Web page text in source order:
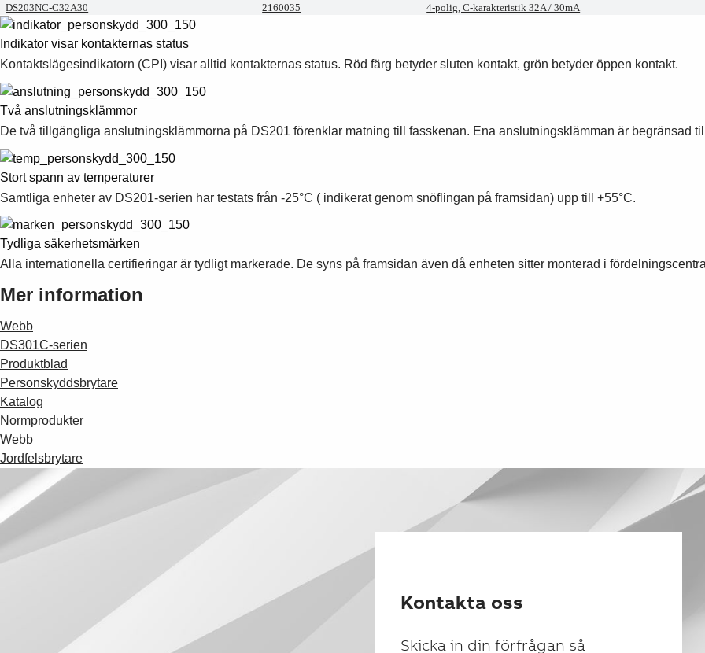
DS203NC-C32A30
2160035 4-polig, C-karakteristik 32A / 30mA
Indikator visar kontakternas status
Kontaktslägesindikatorn (CPI) visar alltid kontakternas status. Röd färg betyder sluten kontakt, grön betyder öppen kontakt.
Två anslutningsklämmor
De två tillgängliga anslutningsklämmorna på DS201 förenklar matning till fasskenan. Ena anslutningsklämman är begränsad
Stort spann av temperaturer
Samtliga enheter av DS201-serien har testats från -25°C ( indikerat genom snöflingan på framsidan) upp till +55°C.
Tydliga säkerhetsmärken
Alla internationella certifieringar är tydligt markerade. De syns på framsidan även då enheten sitter monterad i
Mer information
Webb
DS301C-serien
Produktblad
Personskyddsbrytare
Katalog
Normprodukter
Webb
Jordfelsbrytare
Kontakta oss
Skicka in din förfrågan så